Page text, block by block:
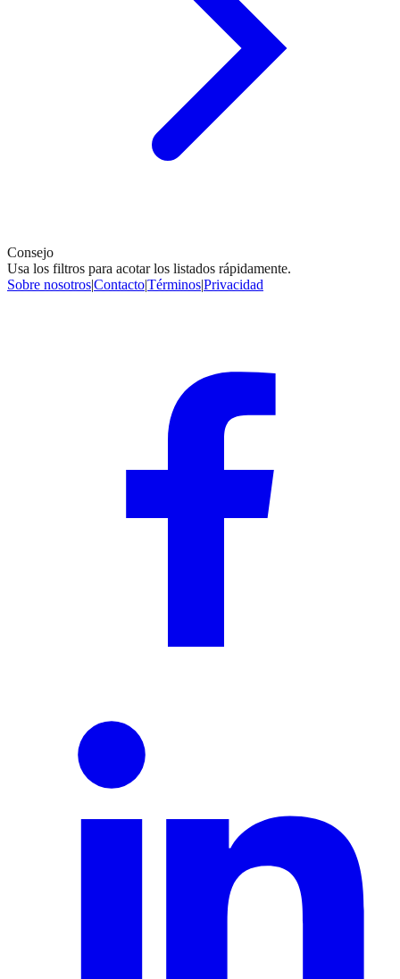
Consejo
Usa los filtros para acotar los listados rápidamente.
Sobre nosotros|Contacto|Términos|Privacidad